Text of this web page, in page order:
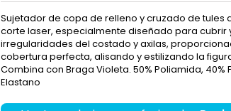
Sujetador de copa de relleno y cruzado de tules
corte laser, especialmente diseñado para cubrir
irregularidades del costado y axilas,
cobertura perfecta, alisando y estilizando la
Combina con Braga Violeta. 50% Poliamida, 40%
Elastano